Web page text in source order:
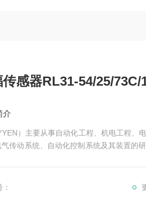
感器RL31-54/25/73C/
介
）主要从事自动化工程、机电工程、
传动系统、自动化控制系统及其装置的
器RL31-54/25/73C/136